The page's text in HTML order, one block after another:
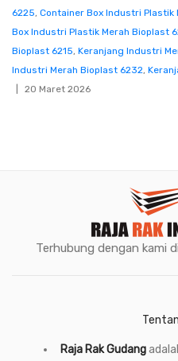
6225, Container Box Industri Plastik
Box Industri Plastik Merah Bioplast
Bioplast 6215, Keranjang Industri
Industri Merah Bioplast 6232,
20 Maret 2026
Terhubung dengan kami
Raja Rak Gudang